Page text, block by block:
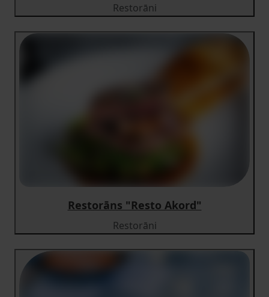
Restorāni
Restorāns "Resto Akord"
Restorāni